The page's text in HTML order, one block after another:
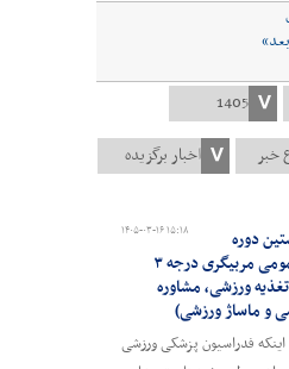
۱۴۰۵-۰۳-۱۶ ۱۵:۱۸
دوره
تئوری عمومی مربیگری درجه ۳
ورزشی، مشاوره
و ماساژ ورزشی)
اینکه فدراسیون پزشکی ورزشی